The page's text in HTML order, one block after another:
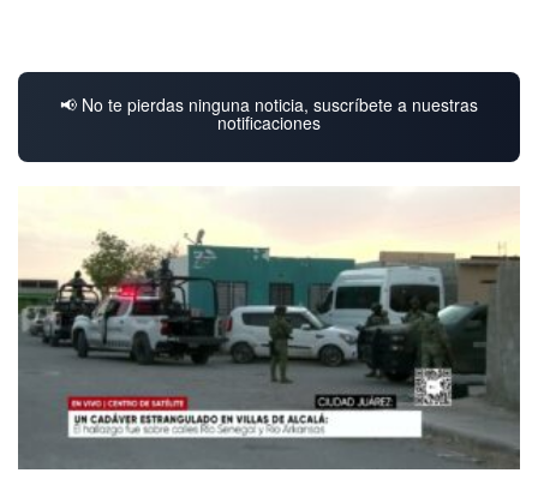
📢 No te pierdas ninguna noticia, suscríbete a nuestras
notificaciones